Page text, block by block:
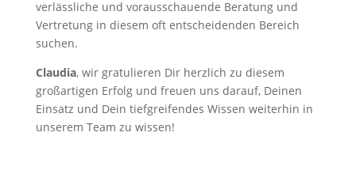
verlässliche und vorausschauende Beratung und
Vertretung in diesem oft entscheidenden Bereich
suchen.
Claudia, wir gratulieren Dir herzlich zu diesem
großartigen Erfolg und freuen uns darauf, Deinen
Einsatz und Dein tiefgreifendes Wissen weiterhin in
unserem Team zu wissen!